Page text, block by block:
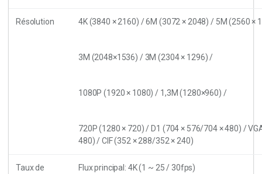
Résolution 4K (3840 × 2160) / 6M (3072 × 2048) / 5M (2560 ×
3M (2048×1536) / 3M (2304 × 1296) /
1080P (1920 × 1080) / 1,3M (1280×960) /
720P (1280 × 720) / D1 (704 × 576/704 × 480) /
480) / CIF (352 × 288/352 × 240)
Taux de
Flux principal: 4K (1 ~ 25 / 30fps)